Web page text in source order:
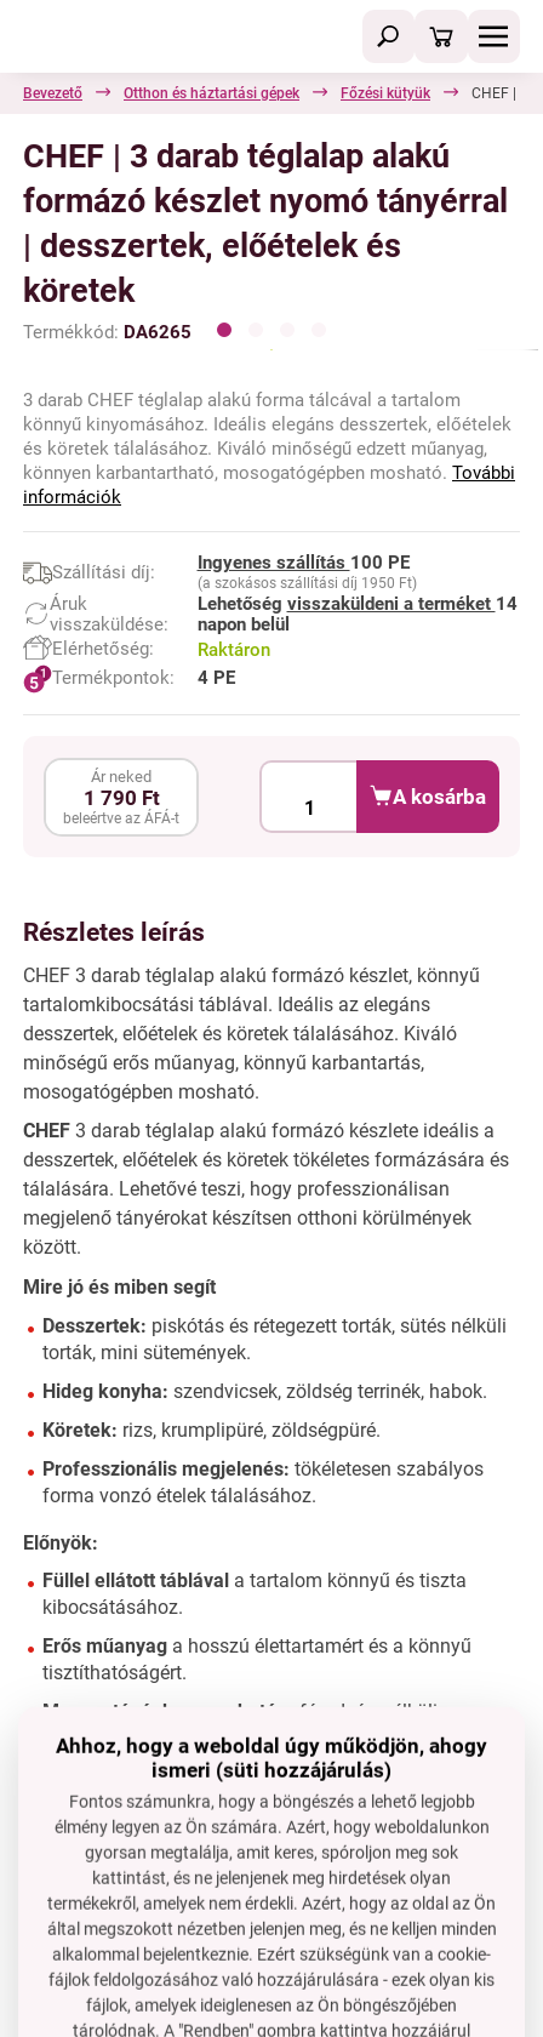
Bevezető Otthon és háztartási gépek Főzési kütyük CHEF | 3
CHEF | 3 darab téglalap alakú
formázó készlet nyomó tányérral
| desszertek, előételek és
köretek
Termékkód: DA6265
3 darab CHEF téglalap alakú forma tálcával a tartalom
könnyű kinyomásához. Ideális elegáns desszertek, előételek
és köretek tálalásához. Kiváló minőségű edzett műanyag,
könnyen karbantartható, mosogatógépben mosható. További
információk
Szállítási díj: Ingyenes szállítás 100 PE
(a szokásos szállítási díj 1950 Ft)
Áruk
visszaküldése:
Lehetőség visszaküldeni a terméket 14
napon belül
Elérhetőség:
Raktáron
Termékpontok:
4 PE
Ár neked
1 790 Ft
beleértve az ÁFÁ-t
A kosárba
Részletes leírás
CHEF 3 darab téglalap alakú formázó készlet, könnyű
tartalomkibocsátási táblával. Ideális az elegáns
desszertek, előételek és köretek tálalásához. Kiváló
minőségű erős műanyag, könnyű karbantartás,
mosogatógépben mosható.
CHEF 3 darab téglalap alakú formázó készlete ideális a
desszertek, előételek és köretek tökéletes formázására és
tálalására. Lehetővé teszi, hogy professzionálisan
megjelenő tányérokat készítsen otthoni körülmények
között.
Mire jó és miben segít
Desszertek: piskótás és rétegezett torták, sütés nélküli
torták, mini sütemények.
Hideg konyha: szendvicsek, zöldség terrinék, habok.
Köretek: rizs, krumplipüré, zöldségpüré.
Professzionális megjelenés: tökéletesen szabályos
forma vonzó ételek tálalásához.
Előnyök:
Füllel ellátott táblával a tartalom könnyű és tiszta
kibocsátásához.
Erős műanyag a hosszú élettartamért és a könnyű
tisztíthatóságért.
Mosogatógépben mosható
– fáradság nélküli
karbantartás.
Többcélú használat otthoni és professzionális
konyhában.
Használat és tippek a felhasználóknak
A tartalom nem tapadásának érdekében ajánljuk, hogy
a formát használat előtt egy kicsit olajozza be, vagy
étkezési fóliával bélelje ki.
Sós és édes ételek rétegezésére is használható.
Kiváló ételek stílusának és fényképezésének.
Ahhoz, hogy a weboldal úgy működjön, ahogy
ismeri (süti hozzájárulás)
Fontos számunkra, hogy a böngészés a lehető legjobb
élmény legyen az Ön számára. Azért, hogy weboldalunkon
gyorsan megtalálja, amit keres, spóroljon meg sok
kattintást, és ne jelenjenek meg hirdetések olyan
termékekről, amelyek nem érdekli. Azért, hogy az oldal az Ön
által megszokott nézetben jelenjen meg, és ne kelljen minden
alkalommal bejelentkeznie. Ezért szükségünk van a cookie-
fájlok feldolgozásához való hozzájárulására - ezek olyan kis
fájlok, amelyek ideiglenesen az Ön böngészőjében
tárolódnak. A "Rendben" gombra kattintva hozzájárul